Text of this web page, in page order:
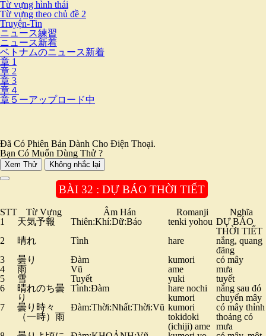
Từ vựng hình thái
Từ vựng theo chủ đề 2
Truyện-Tin
ニュース練習
ニュース新着
ベトナムのニュース新着
章 1
章 2
章 3
章４
章５ーアップロード中
Đã Có Phiên Bản Dành Cho Điện Thoại.
Bạn Có Muốn Dùng Thử ?
Xem Thử Không nhắc lại
BÀI 32 : DỰ BÁO THỜI TIẾT
STT Từ Vựng Âm Hán Romanji
Nghĩa
1
天気予報 Thiên:Khí:Dữ:Báo tenki yohou DỰ BÁO
THỜI TIẾT
2
晴れ Tình hare
nắng, quang
đãng
3
曇り Đàm kumori
có mây
4
雨 Vũ ame
mưa
5
雪 Tuyết yuki
tuyết
6
晴れのち曇
り
Tình:Đàm
hare nochi
kumori
nắng sau đó
chuyển mây
7
曇り時々
（一時）雨
Đàm:Thời:Nhất:Thời:Vũ kumori
tokidoki
(ichiji) ame
có mây thỉnh
thoảng có
mưa